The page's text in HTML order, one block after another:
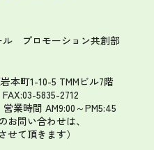
ル プロモーション共創部
本町1-10-5 TMMビル7階
5835-2712
営業時間 AM9:00～PM5:45
お問い合わせは、
せて頂きます）